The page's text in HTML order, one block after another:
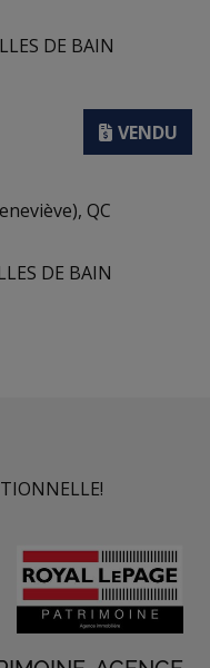
DE BAIN
QC
DE BAIN